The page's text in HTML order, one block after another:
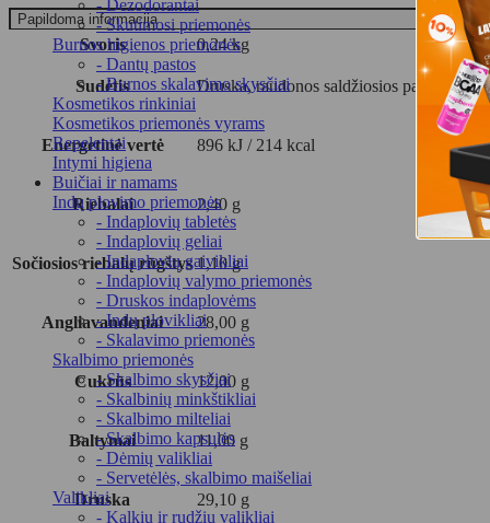
- Dezodorantai
- Skutimosi priemonės
Burnos higienos priemonės
- Dantų pastos
- Burnos skalavimo skysčiai
Kosmetikos rinkiniai
Kosmetikos priemonės vyrams
Repelentai
Intymi higiena
Buičiai ir namams
Indų plovimo priemonės
- Indaplovių tabletės
- Indaplovių geliai
- Indaplovių gaivikliai
- Indaplovių valymo priemonės
- Druskos indaplovėms
- Indų plovikliai
- Skalavimo priemonės
Skalbimo priemonės
- Skalbimo skysčiai
- Skalbinių minkštikliai
- Skalbimo milteliai
- Skalbimo kapsulės
- Dėmių valikliai
- Servetėlės, skalbimo maišeliai
Valikliai
- Kalkių ir rudžių valikliai
Papildoma informacija
Svoris 0,24 kg
Sudėtis Druska, raudonos saldžiosios paprikos,
Energetinė vertė 896 kJ / 214 kcal
Riebalai 2,40 g
Sočiosios riebalų rūgštys 1,10 g
Angliavandeniai 28,00 g
Cukrūs 12,00 g
Baltymai 11,00 g
Druska 29,10 g